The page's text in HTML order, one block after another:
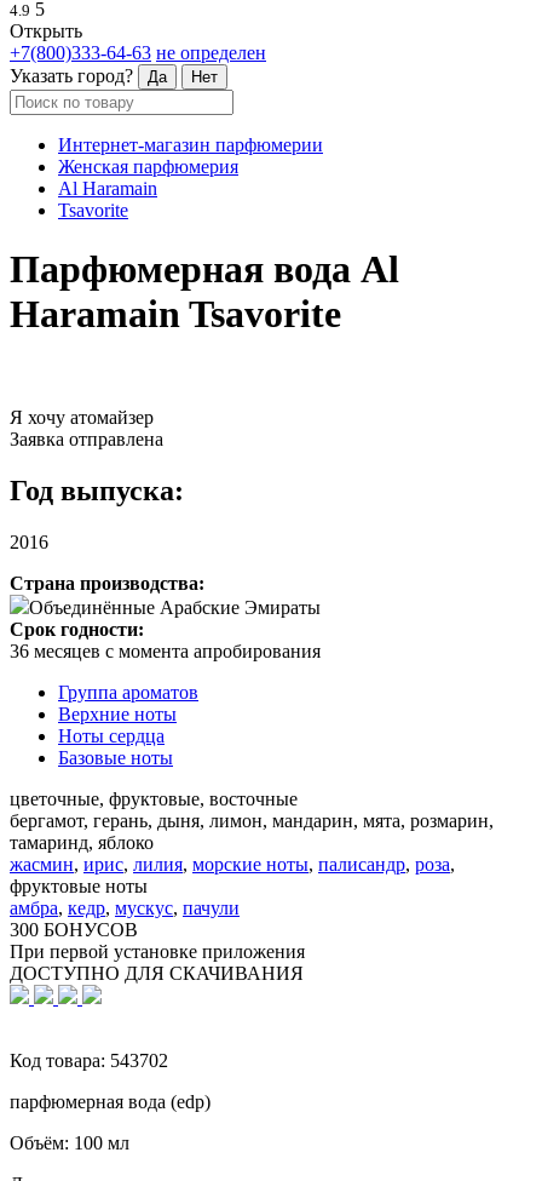
4.9 5
Открыть
+7(800)333-64-63 не определен
Указать город?
Да Нет
Интернет-магазин парфюмерии
Женская парфюмерия
Al Haramain
Tsavorite
Парфюмерная вода Al
Haramain Tsavorite
Я хочу атомайзер
Заявка отправлена
Год выпуска:
2016
Страна производства:
Объединённые Арабские Эмираты
Срок годности:
36 месяцев с момента апробирования
Группа ароматов
Верхние ноты
Ноты сердца
Базовые ноты
цветочные, фруктовые, восточные
бергамот, герань, дыня, лимон, мандарин, мята, розмарин,
тамаринд, яблоко
жасмин, ирис, лилия, морские ноты, палисандр, роза,
фруктовые ноты
амбра, кедр, мускус, пачули
300 БОНУСОВ
При первой установке приложения
ДОСТУПНО ДЛЯ СКАЧИВАНИЯ
Код товара: 543702
парфюмерная вода (edp)
Объём: 100 мл